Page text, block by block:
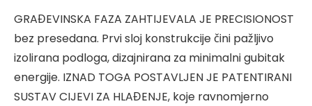
GRAĐEVINSKA FAZA ZAHTIJEVALA JE PRECISIONOST
bez presedana. Prvi sloj konstrukcije čini pažljivo
izolirana podloga, dizajnirana za minimalni gubitak
energije. IZNAD TOGA POSTAVLJEN JE PATENTIRANI
SUSTAV CIJEVI ZA HLAĐENJE, koje ravnomjerno